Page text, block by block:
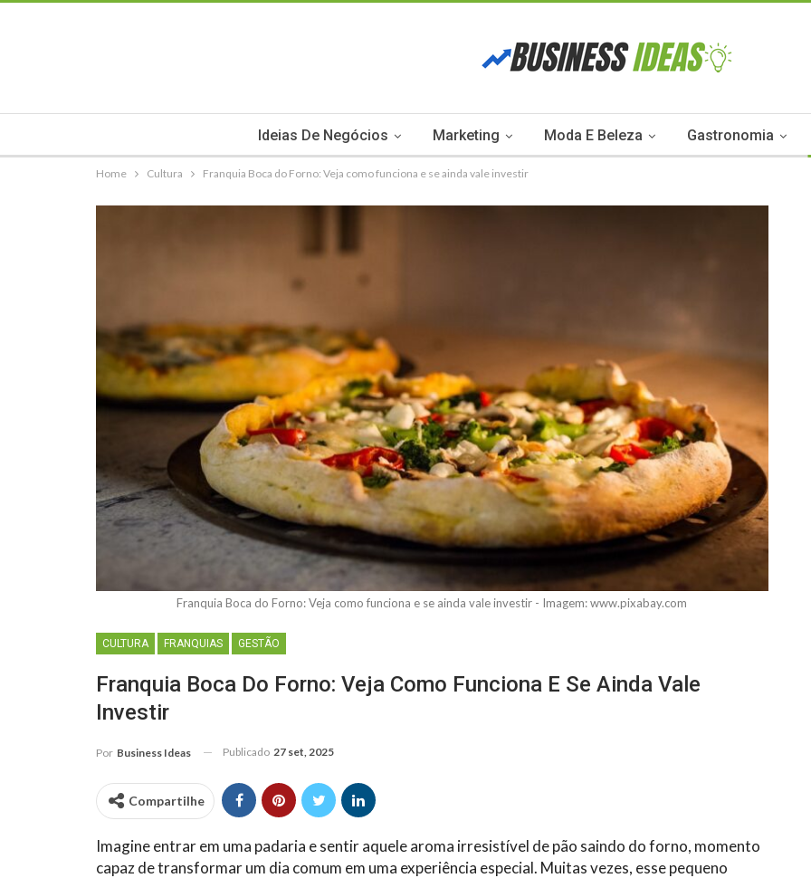
Ideias De Negócios Marketing Moda E Beleza Gastronomia
Home Cultura Franquia Boca do Forno: Veja como funciona e se ainda vale investir
Franquia Boca do Forno: Veja como funciona e se ainda vale investir - Imagem: www.pixabay.com
CULTURA FRANQUIAS GESTÃO
Franquia Boca Do Forno: Veja Como Funciona E Se Ainda Vale
Investir
Por Business Ideas Publicado 27 set, 2025
Compartilhe
Imagine entrar em uma padaria e sentir aquele aroma irresistível de pão saindo do forno, momento
capaz de transformar um dia comum em uma experiência especial. Muitas vezes, esse pequeno